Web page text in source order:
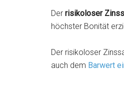
Der risikoloser
höchster Bonität
Der risikoloser
auch dem Barwert